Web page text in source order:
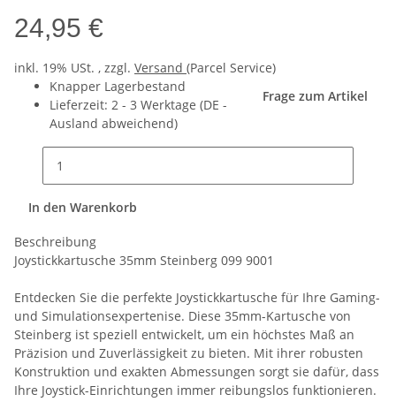
24,95 €
inkl. 19% USt. , zzgl. Versand (Parcel Service)
Knapper Lagerbestand
Lieferzeit: 2 - 3 Werktage (DE -
Ausland abweichend)
Frage zum Artikel
In den Warenkorb
Beschreibung
Joystickkartusche 35mm Steinberg 099 9001
Entdecken Sie die perfekte Joystickkartusche für Ihre Gaming-
und Simulationsexpertenise. Diese 35mm-Kartusche von
Steinberg ist speziell entwickelt, um ein höchstes Maß an
Präzision und Zuverlässigkeit zu bieten. Mit ihrer robusten
Konstruktion und exakten Abmessungen sorgt sie dafür, dass
Ihre Joystick-Einrichtungen immer reibungslos funktionieren.